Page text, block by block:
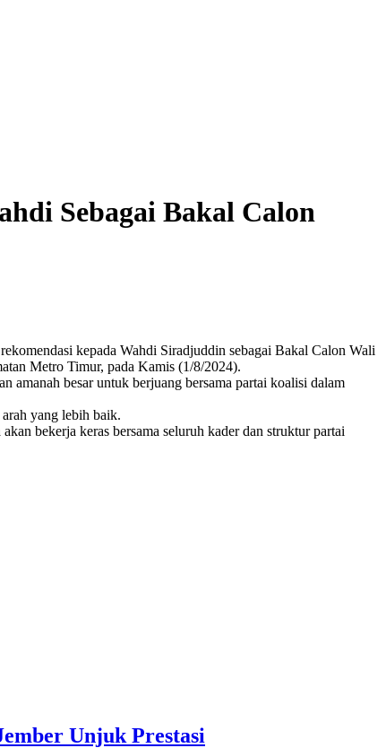
Sebagai Bakal Calon
kepada Wahdi Siradjuddin sebagai Bakal Calon Wali
Metro Timur, pada Kamis (1/8/2024).
besar untuk berjuang bersama partai koalisi dalam
yang lebih baik.
bekerja keras bersama seluruh kader dan struktur partai
Unjuk Prestasi